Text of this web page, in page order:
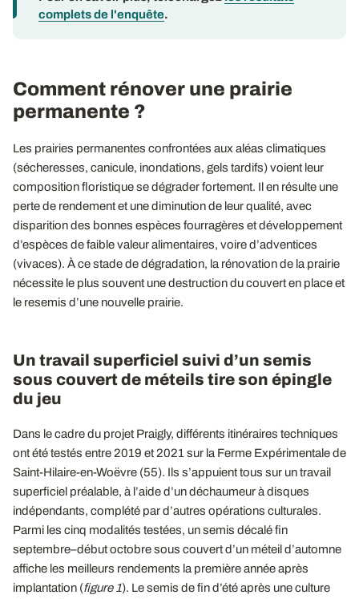
complets de l'enquête.
Comment rénover une prairie
permanente ?
Les prairies permanentes confrontées aux aléas climatiques
(sécheresses, canicule, inondations, gels tardifs) voient leur
composition floristique se dégrader fortement. Il en résulte une
perte de rendement et une diminution de leur qualité, avec
disparition des bonnes espèces fourragères et développement
d’espèces de faible valeur alimentaires, voire d’adventices
(vivaces). À ce stade de dégradation, la rénovation de la prairie
nécessite le plus souvent une destruction du couvert en place et
le resemis d’une nouvelle prairie.
Un travail superficiel suivi d’un semis
sous couvert de méteils tire son épingle
du jeu
Dans le cadre du projet Praigly, différents itinéraires techniques
ont été testés entre 2019 et 2021 sur la Ferme Expérimentale de
Saint-Hilaire-en-Woëvre (55). Ils s’appuient tous sur un travail
superficiel préalable, à l’aide d’un déchaumeur à disques
indépendants, complété par d’autres opérations culturales.
Parmi les cinq modalités testées, un semis décalé fin
septembre–début octobre sous couvert d’un méteil d’automne
affiche les meilleurs rendements la première année après
implantation (figure 1). Le semis de fin d’été après une culture